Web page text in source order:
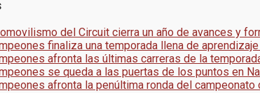
del Circuit cierra un año de avances y
finaliza una temporada llena de
afronta las últimas carreras de la
se queda a las puertas de los puntos en
afronta la penúltima ronda del